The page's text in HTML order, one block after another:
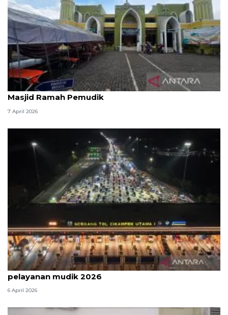
Kemenag: 3,5 juta orang manfaatkan layanan
Masjid Ramah Pemudik
7 April 2026
Survei: 88,8 persen responden puas dengan
pelayanan mudik 2026
6 April 2026